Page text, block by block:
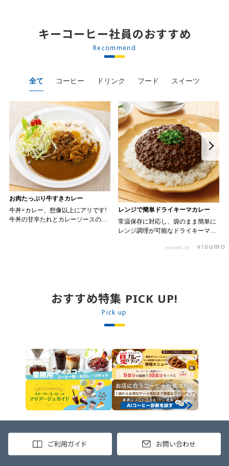
キーコーヒー社員のおすすめ
Recommend
全て コーヒー ドリンク フード スイーツ
お肉たっぷり牛すきカレー
牛丼×カレー、想像以上にアリです!
牛丼の甘辛たれとカレーソースのス
丼の素を中央にのせます。 3. 手前
からカレーソースをかけ、サラダを
盛りつけます。 ※牛丼の素のたれを
レンジで簡単ドライキーマカレー
常温保存に対応し、袋のまま簡単に
レンジ調理が可能なドライキーマカ
オリジナルメニューにアレンジも可
powered by
おすすめ特集 PICK UP!
Pick up
ご利用ガイド お問い合わせ